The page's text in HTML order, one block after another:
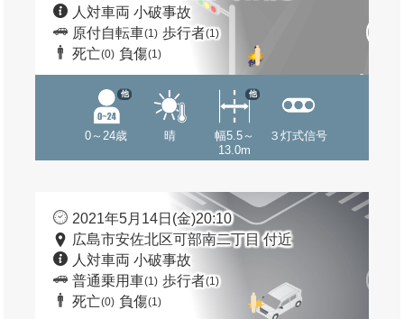
人対車両 小破事故
原付自転車(1) 歩行者(1)
死亡(0) 負傷(1)
0～24歳
他
晴
幅5.5～
13.0m
他
３灯式信号
2021年5月14日(金)20:10
広島市安佐北区可部南二丁目 付近
人対車両 小破事故
普通乗用車(1) 歩行者(1)
死亡(0) 負傷(1)